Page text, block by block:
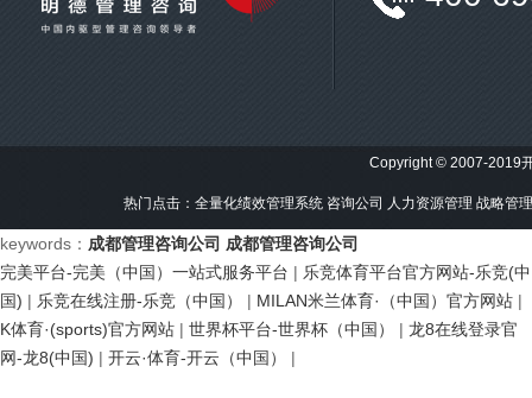
Copyright © 2007-2019
热门点击： 全量化绩效管理系统 咨询公司 人力资源管理 战略管理
keywords： 成都管理咨询公司 成都管理咨询公司
完美平台-完美（中国）一站式服务平台 | 乐竞体育平台官方网站-乐竞(中
国) | 乐竞在线注册-乐竞（中国） | MILAN米兰体育·（中国）官方网站 |
K体育·(sports)官方网站 | 世界杯平台-世界杯（中国） | 龙8在线登录官
网-龙8(中国) | 开云·体育-开云（中国） |